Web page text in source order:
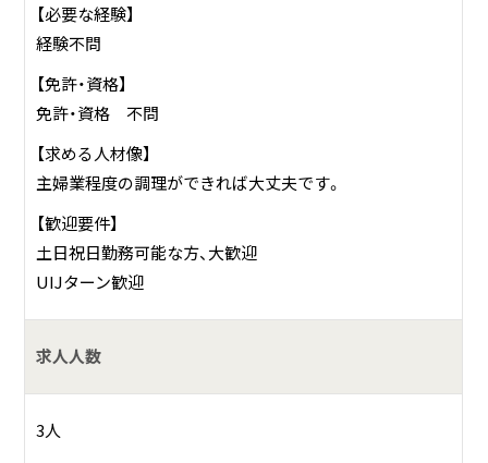
【必要な経験】
経験不問
【免許・資格】
免許・資格 不問
【求める人材像】
主婦業程度の調理ができれば大丈夫です。
【歓迎要件】
土日祝日勤務可能な方、大歓迎
UIJターン歓迎
求人人数
3人